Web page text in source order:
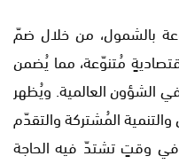
بالشمول، من خلال ضمّ
مُتنوّعة، مما يُضمن
الشؤون العالمية. ويُظهر
المُشتركة والتقدّم
في وقتٍ تشتدّ فيه الحاجة